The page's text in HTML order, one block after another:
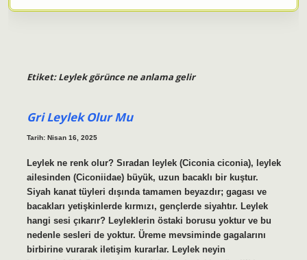
Etiket:Leylek görünce ne anlama gelir
Gri Leylek Olur Mu
Tarih: Nisan 16, 2025
Leylek ne renk olur? Sıradan leylek (Ciconia ciconia), leylek
ailesinden (Ciconiidae) büyük, uzun bacaklı bir kuştur.
Siyah kanat tüyleri dışında tamamen beyazdır; gagası ve
bacakları yetişkinlerde kırmızı, gençlerde siyahtır. Leylek
hangi sesi çıkarır? Leyleklerin östaki borusu yoktur ve bu
nedenle sesleri de yoktur. Üreme mevsiminde gagalarını
birbirine vurarak iletişim kurarlar. Leylek neyin